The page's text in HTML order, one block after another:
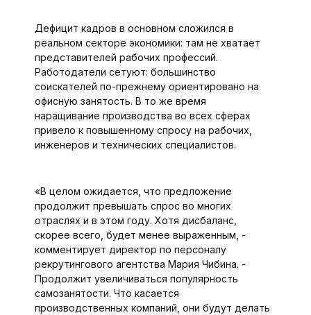
Дефицит кадров в основном сложился в
реальном секторе экономики: там не хватает
представителей рабочих профессий.
Работодатели сетуют: большинство
соискателей по-прежнему ориентировано на
офисную занятость. В то же время
наращивание производства во всех сферах
привело к повышенному спросу на рабочих,
инженеров и технических специалистов.
«В целом ожидается, что предложение
продолжит превышать спрос во многих
отраслях и в этом году. Хотя дисбаланс,
скорее всего, будет менее выраженным, -
комментирует директор по персоналу
рекрутингового агентства Мария Чибина. -
Продолжит увеличиваться популярность
самозанятости. Что касается
производственных компаний, они будут делать